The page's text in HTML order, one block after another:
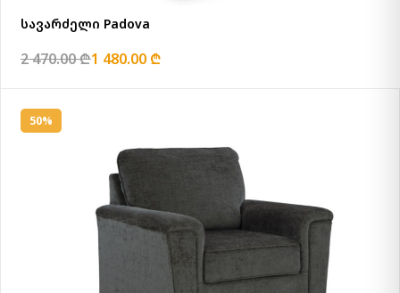
სავარძელი Padova
2 470.00 ₾1 480.00 ₾
50%